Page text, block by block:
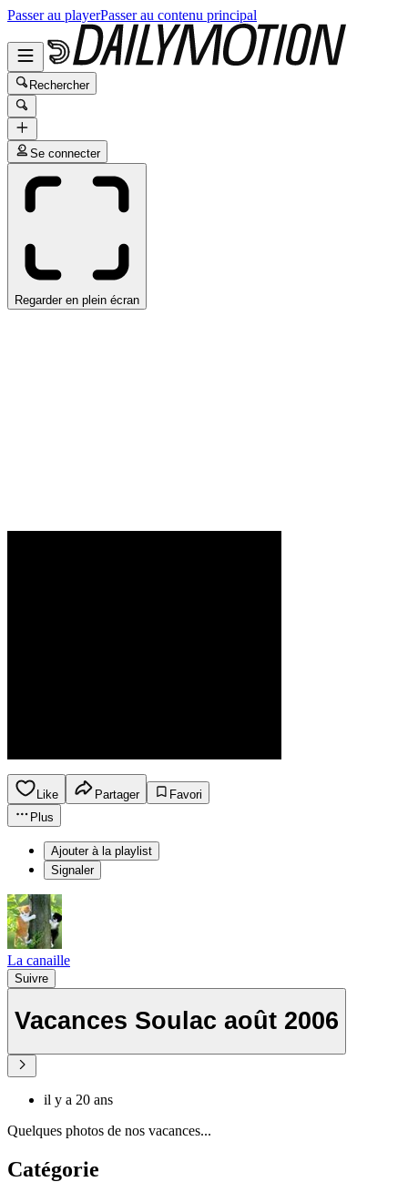
Passer au playerPasser au contenu principal
Rechercher
Se connecter
Regarder en plein écran
Like Partager
Favori
Plus
Ajouter à la playlist
Signaler
La canaille
Suivre
Vacances Soulac août 2006
il y a 20 ans
Quelques photos de nos vacances...
Catégorie